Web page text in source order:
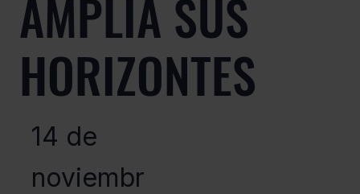
AMPLÍA SUS
HORIZONTES
14 de
noviembr